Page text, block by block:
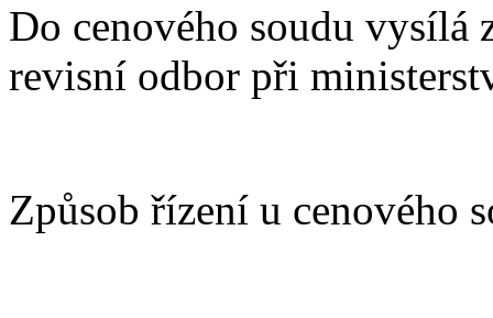
Do cenového soudu vysílá
revisní odbor při
Způsob řízení u cenového